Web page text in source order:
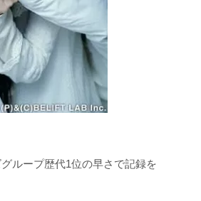
ループ歴代1位の早さで記録を